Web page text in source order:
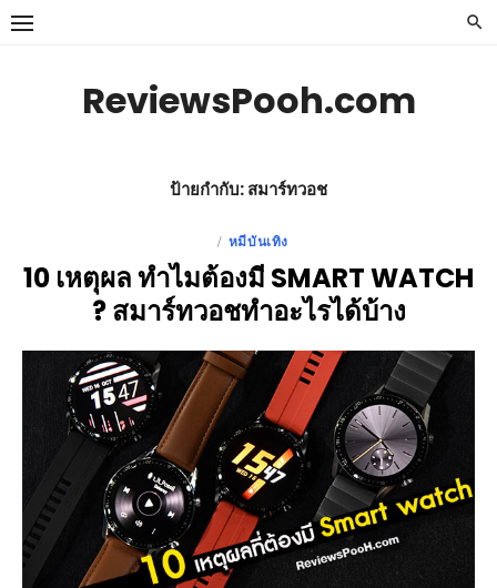
Skip
ReviewsPooh.com
ป้ายกำกับ:สมาร์ทวอช
POSTED
ON
หมีบันเทิง
10 เหตุผล ทำไมต้องมี SMART WATCH
? สมาร์ทวอชทําอะไรได้บ้าง